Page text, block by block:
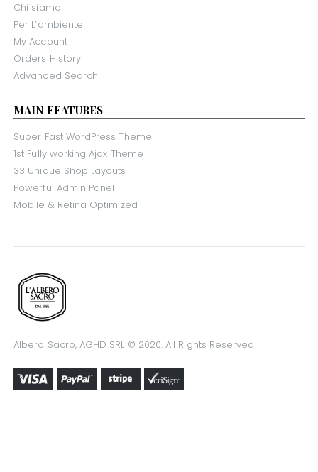
Chi siamo
Per L’ambiente
My Account
Orders History
Advanced Search
MAIN FEATURES
Super Fast WordPress Theme
1st Fully working Ajax Theme
33 Unique Shop Layouts
Powerful Admin Panel
Mobile & Retina Optimized
Albero Sacro, AGHD SRL © 2020. All Rights Reserved